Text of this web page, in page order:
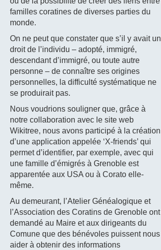
familles coratines de diverses parties du
monde.
On ne peut que constater que s’il y avait un
droit de l’individu – adopté, immigré,
descendant d’immigré, ou toute autre
personne – de connaître ses origines
personnelles, la difficulté systématique ne
se produirait pas.
Nous voudrions souligner que, grâce à
notre collaboration avec le site web
Wikitree, nous avons participé à la création
d’une application appelée ‘X-friends’ qui
permet d’identifier, par exemple, avec qui
une famille d’émigrés à Grenoble est
apparentée aux USA ou à Corato elle-
même.
Au demeurant, l’Atelier Généalogique et
l’Association des Coratins de Grenoble ont
demandé au Maire et aux dirigeants du
Comune que des bénévoles puissent nous
aider à obtenir des informations